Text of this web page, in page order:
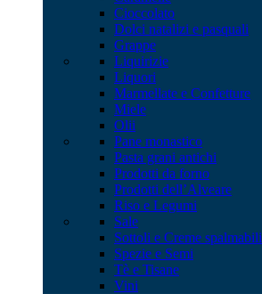
Cioccolato
Dolci natalizi e pasquali
Grappe
Liquirizie
Liquori
Marmellate e Confetture
Miele
Olii
Pane monastico
Pasta grani antichi
Prodotti da forno
Prodotti dell’Alveare
Riso e Legumi
Sale
Sottoli e Creme spalmabili
Spezie e Semi
Tè e Tisane
Vini